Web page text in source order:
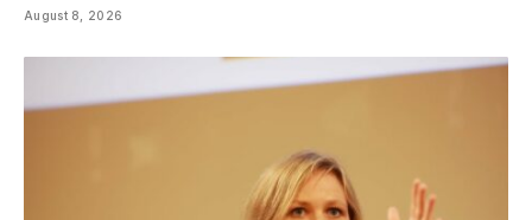
August 8, 2026